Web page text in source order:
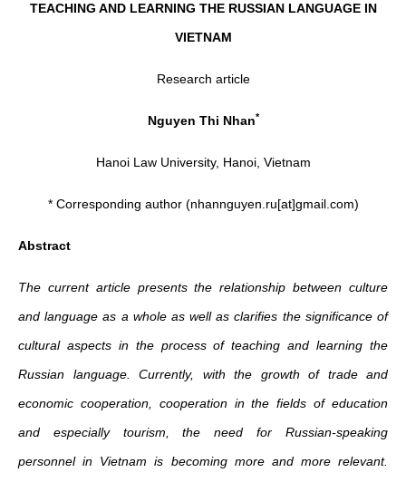
TEACHING AND LEARNING THE RUSSIAN LANGUAGE IN
VIETNAM
Research article
Nguyen Thi Nhan*
Hanoi Law University, Hanoi, Vietnam
* Corresponding author (nhannguyen.ru[at]gmail.com)
Abstract
The current article presents the relationship between culture
and language as a whole as well as clarifies the significance of
cultural aspects in the process of teaching and learning the
Russian language. Currently, with the growth of trade and
economic cooperation, cooperation in the fields of education
and especially tourism, the need for Russian-speaking
personnel in Vietnam is becoming more and more relevant.